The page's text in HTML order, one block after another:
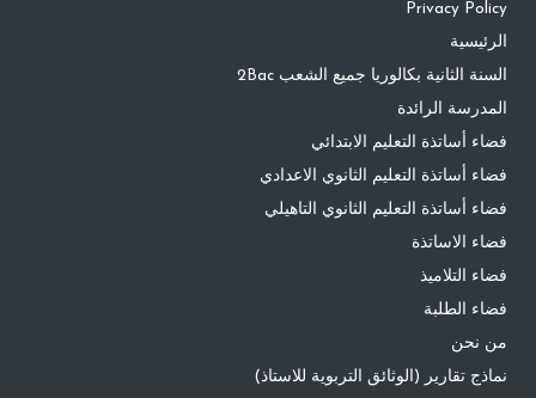
Privacy Policy
الرئيسية
السنة الثانية بكالوريا جميع الشعب 2Bac
المدرسة الرائدة
فضاء أساتذة التعليم الابتدائي
فضاء أساتذة التعليم الثانوي الاعدادي
فضاء أساتذة التعليم الثانوي التاهيلي
فضاء الاساتذة
فضاء التلاميذ
فضاء الطلبة
من نحن
نماذج تقارير (الوثائق التربوية للاستاذ)